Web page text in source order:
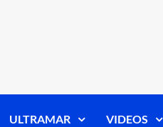
ULTRAMAR VIDEOS